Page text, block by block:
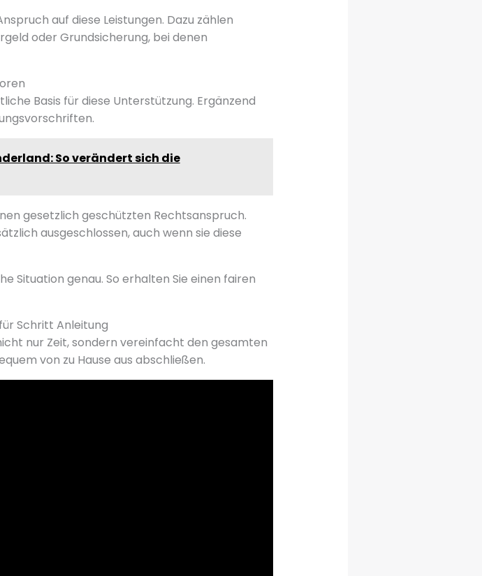
auf diese Leistungen. Dazu zählen
oder Grundsicherung, bei denen
Basis für diese Unterstützung. Ergänzend
So verändert sich die
gesetzlich geschützten Rechtsanspruch.
ausgeschlossen, auch wenn sie diese
Situation genau. So erhalten Sie einen fairen
Schritt Anleitung
nur Zeit, sondern vereinfacht den gesamten
von zu Hause aus abschließen.